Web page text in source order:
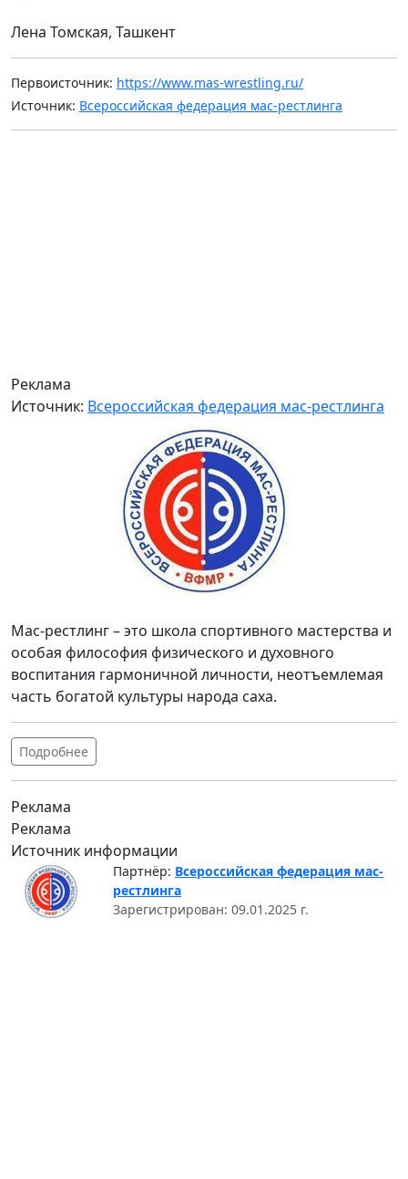
Лена Томская, Ташкент
Первоисточник: https://www.mas-wrestling.ru/
Источник: Всероссийская федерация мас-рестлинга
Реклама
Источник: Всероссийская федерация мас-рестлинга
Мас-рестлинг – это школа спортивного мастерства и
особая философия физического и духовного
воспитания гармоничной личности, неотъемлемая
часть богатой культуры народа саха.
Подробнее
Реклама
Реклама
Источник информации
Партнёр: Всероссийская федерация мас-
рестлинга
Зарегистрирован: 09.01.2025 г.